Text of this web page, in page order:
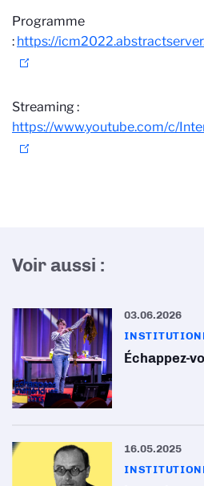
Programme
: https://
Streaming :
https://www.youtube.com/c/
Voir aussi :
03.06.2026
Échappez-
16.05.2025